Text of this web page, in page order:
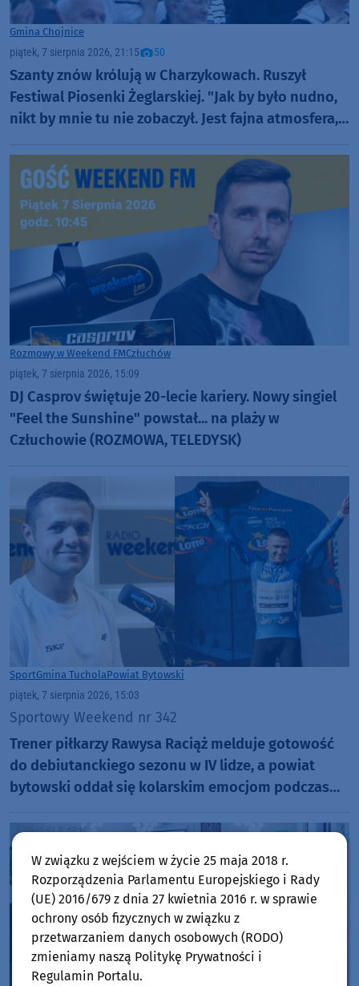
Gmina Chojnice
piątek, 7 sierpnia 2026, 21:15 50
Szanty znów królują w Charzykowach. Ruszył
Festiwal Piosenki Żeglarskiej. "Jak by było nudno,
nikt by mnie tu nie zobaczył. Jest fajna atmosfera,
Rozmowy w Weekend FMCzłuchów
piątek, 7 sierpnia 2026, 15:09
DJ Casprov świętuje 20-lecie kariery. Nowy singiel
"Feel the Sunshine" powstał... na plaży w
Człuchowie (ROZMOWA, TELEDYSK)
SportGmina TucholaPowiat Bytowski
piątek, 7 sierpnia 2026, 15:03
Sportowy Weekend nr 342
Trener piłkarzy Rawysa Raciąż melduje gotowość
do debiutanckiego sezonu w IV lidze, a powiat
bytowski oddał się kolarskim emocjom podczas
W związku z wejściem w życie 25 maja 2018 r.
Rozporządzenia Parlamentu Europejskiego i Rady
(UE) 2016/679 z dnia 27 kwietnia 2016 r. w sprawie
ochrony osób fizycznych w związku z
przetwarzaniem danych osobowych (RODO)
zmieniamy naszą Politykę Prywatności i
Regulamin Portalu.